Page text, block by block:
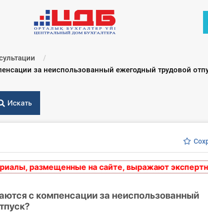
за неиспользованный ежегодный трудовой
Искать
размещенные на сайте, выражают
с компенсации за неиспользованный